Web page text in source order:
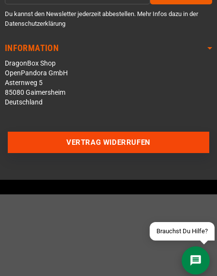
Du kannst den Newsletter jederzeit abbestellen. Mehr Infos dazu in der
Datenschutzerklärung
INFORMATION
DragonBox Shop
OpenPandora GmbH
Asternweg 5
85080 Gaimersheim
Deutschland
Brauchst Du Hilfe?
Discord Server beitreten
Schick uns eine eMail
VERTRAG WIDERRUFEN